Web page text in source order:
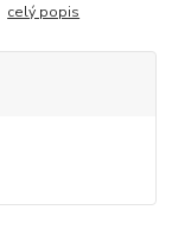
celý popis